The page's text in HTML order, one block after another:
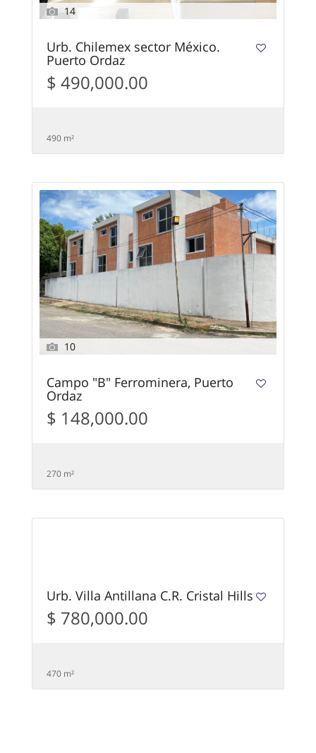
14
Urb. Chilemex sector México.
Puerto Ordaz
$ 490,000.00
490 m²
10
Campo "B" Ferrominera, Puerto
Ordaz
$ 148,000.00
270 m²
10
Urb. Villa Antillana C.R. Cristal Hills
$ 780,000.00
470 m²